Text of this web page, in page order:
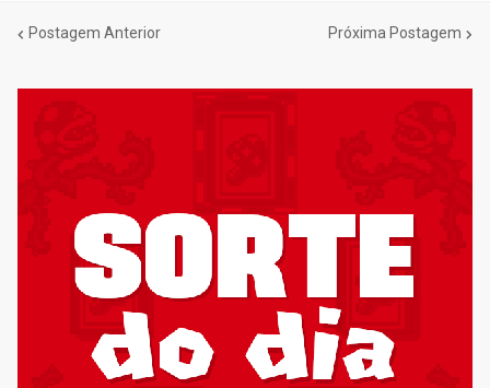
Postagem Anterior Próxima Postagem